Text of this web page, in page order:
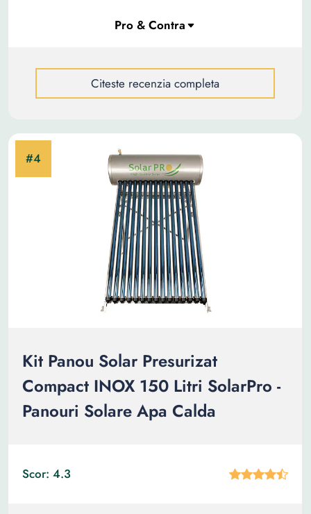
Citeste recenzia completa
Kit Panou Solar Presurizat
Compact INOX 150 Litri SolarPro -
Panouri Solare Apa Calda
Scor: 4.3